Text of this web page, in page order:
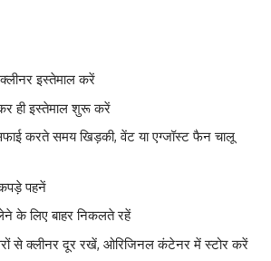
इस्तेमाल करें
ही इस्तेमाल शुरू करें
करते समय खिड़की, वेंट या एग्जॉस्ट फैन चालू
पहनें
लेने के लिए बाहर निकलते रहें
से क्लीनर दूर रखें, ओरिजिनल कंटेनर में स्टोर करें